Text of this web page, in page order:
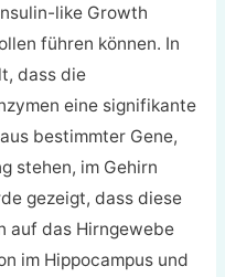
like Growth
führen können. In
dass die
eine signifikante
bestimmter Gene,
stehen, im Gehirn
gezeigt, dass diese
auf das Hirngewebe
im Hippocampus und